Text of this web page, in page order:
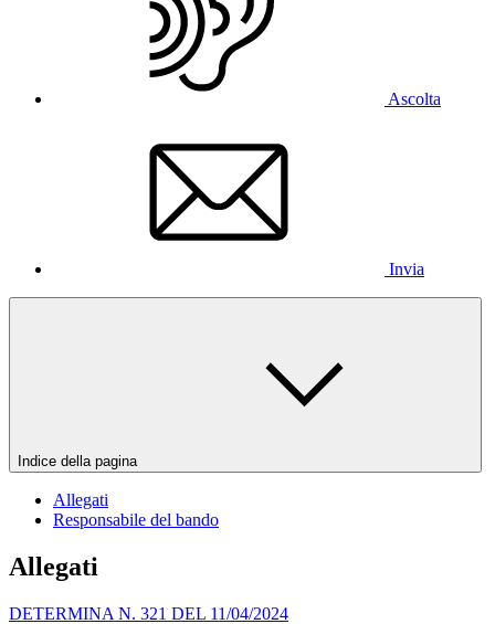
Ascolta
Invia
Indice della pagina
Allegati
Responsabile del bando
Allegati
DETERMINA N. 321 DEL 11/04/2024